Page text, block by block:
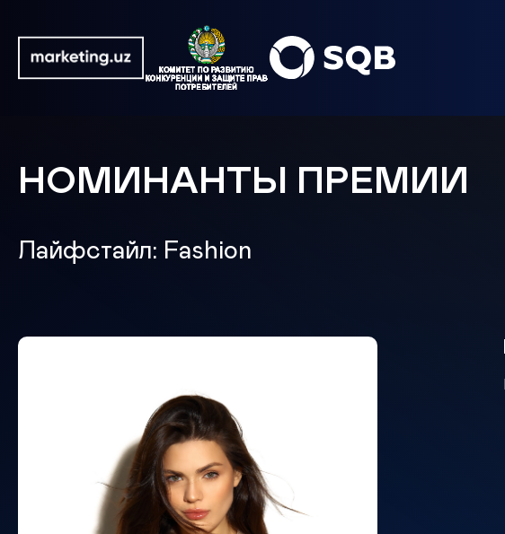
НОМИНАНТЫ ПРЕМИИ
Лайфстайл: Fashion